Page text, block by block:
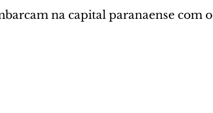
na capital paranaense com o